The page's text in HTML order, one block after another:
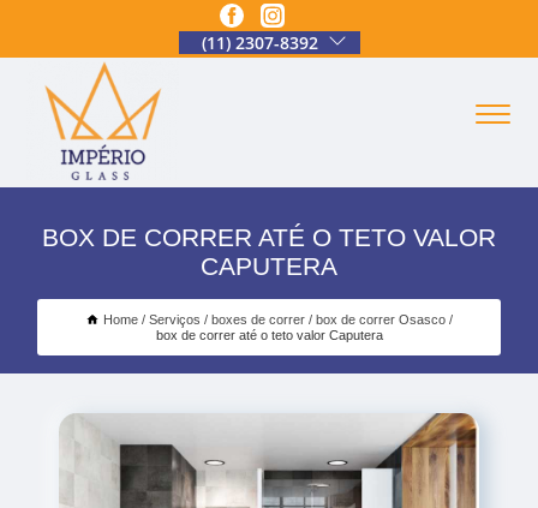
(11) 2307-8392
BOX DE CORRER ATÉ O TETO VALOR
CAPUTERA
Home Serviços boxes de correr
box de correr Osasco
box de correr até o teto valor Caputera